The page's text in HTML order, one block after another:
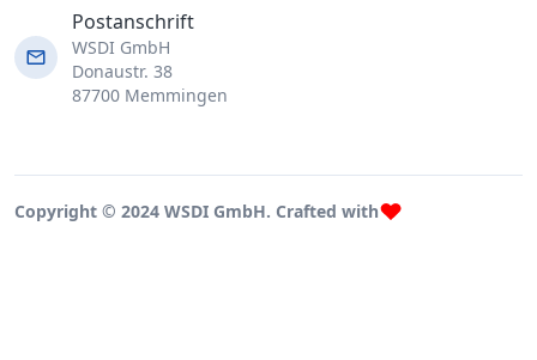
Postanschrift
WSDI GmbH
Donaustr. 38
87700 Memmingen
Copyright © 2024 WSDI GmbH. Crafted with